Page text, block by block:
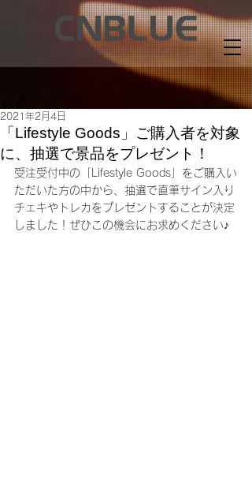
「Lifestyle Goods」ご購入者を対象
に、抽選で景品をプレゼント！
2021年2月4日
受注受付中の「Lifestyle Goods」をご購入い
ただいた方の中から、抽選で直筆サイン入り
チェキやトレカをプレゼントすることが決定
しました！ぜひこの機会にお求めください♪